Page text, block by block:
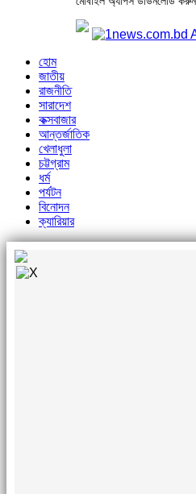
হোম
জাতীয়
রাজনীতি
সারাদেশ
কক্সবাজার
আন্তর্জাতিক
খেলাধুলা
চট্টগ্রাম
ধর্ম
পর্যটন
বিনোদন
ক্যারিয়ার